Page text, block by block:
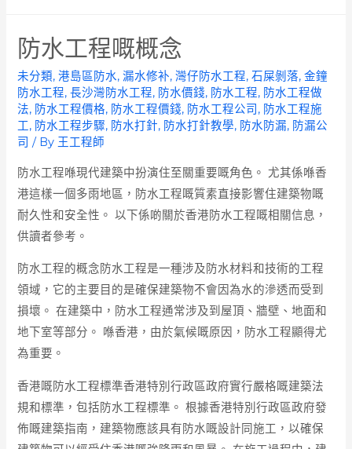
防水工程嘅概念
未分類,港島區防水,漏水修补,灣仔防水工程,石屎剝落,金鐘
防水工程,長沙灣防水工程, 防水價錢, 防水工程, 防水工程做
法, 防水工程價格, 防水工程價錢, 防水工程公司 , 防水工程施
工, 防水工程步驟, 防水打針, 防水打針教學, 防水防漏, 防漏公
司 / By 王工程師
防水工程喺現代建築中扮演住至關重要嘅角色。 尤其係喺香
港這樣一個多雨地區，防水工程嘅質素直接影響住建築物嘅
耐久性和安全性。 以下係啲關於香港防水工程嘅相關信息，
供讀者參考。
防水工程的概念防水工程是一種涉及防水材料和技術的工程
領域，它的主要目的是確保建築物不會因為水的滲透而受到
損壞。 在建築中，防水工程通常涉及到屋頂、牆壁、地面和
地下室等部分。 喺香港，由於氣候嘅原因，防水工程顯得尤
為重要。
香港嘅防水工程標準香港特別行政區政府實行嚴格嘅建築法
規和標準，包括防水工程標準。 根據香港特別行政區政府發
佈嘅建築指南，建築物應該具有防水嘅設計同施工，以確保